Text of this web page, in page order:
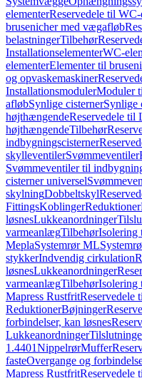
elementerReservedele til WC-
brusenicher med vægafløb
belastningerTilbehør
InstallationselementerWC-
elementerElementer til
og opvaskemaskiner
InstallationsmodulerModuler
afløbSynlige cisternerSynlige
højthængendeReservedele til
højthængendeTilbehør
indbygningscisterner
skylleventilerSvømmeventiler
Svømmeventiler til
cisterner universel
skylningDobbeltskyl
FittingsKoblingerReduktioner
løsnesLukkeanordninger
varmeanlægTilbehørIsolering
MeplaSystemrør ML
stykkerIndvendig cirkulation
løsnesLukkeanordninger
varmeanlægTilbehørIsolering
Mapress RustfritReservedele
ReduktionerBøjninger
forbindelser, kan løsnes
Lukkeanordninger
1.4401NippelrørMuffer
fasteOvergange og
Mapress RustfritReservedele